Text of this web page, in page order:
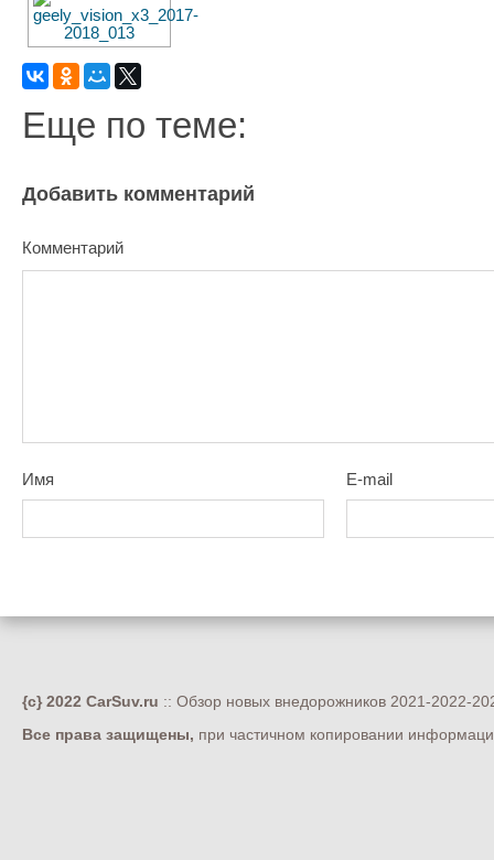
Еще по теме:
Добавить комментарий
Комментарий
Имя E-mail
{c} 2022 CarSuv.ru :: Обзор новых внедорожников 2021-2022-
Все права защищены, при частичном копировании